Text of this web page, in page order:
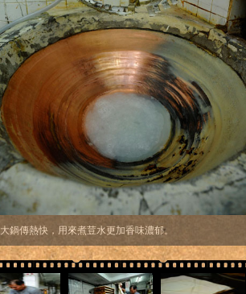
大鍋傳熱快，用來煮荳水更加香味濃郁。